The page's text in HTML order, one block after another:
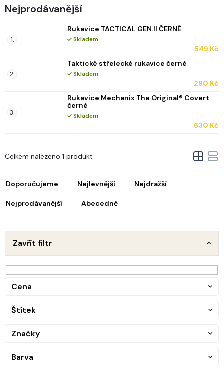
Nejprodávanější
Rukavice TACTICAL GEN.II ČERNÉ
Skladem
549 Kč
Taktické střelecké rukavice černé
Skladem
290 Kč
Rukavice Mechanix The Original® Covert
černé
Skladem
630 Kč
Doporučujeme Nejlevnější Nejdražší
Nejprodávanější Abecedně
Celkem nalezeno 1 produkt
Zavřít filtr
Značky
Barva
Cena
Štítek
V
ý
i
p
o
t